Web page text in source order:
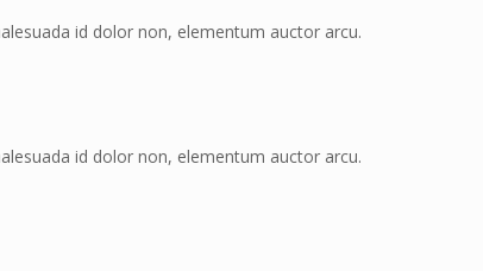
id dolor non, elementum auctor arcu.
id dolor non, elementum auctor arcu.